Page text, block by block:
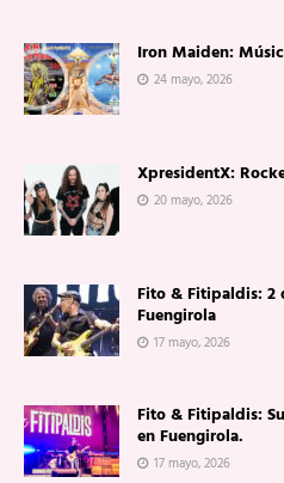
Iron Maiden:
24 mayo, 2026
XpresidentX:
20 mayo, 2026
Fito & Fitipaldis: 2
Fuengirola
17 mayo, 2026
Fito & Fitipaldis:
en Fuengirola.
17 mayo, 2026